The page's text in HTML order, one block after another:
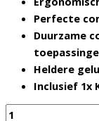
Perfecte
Duurzame
Heldere
Inclusief 1x
Kenwood